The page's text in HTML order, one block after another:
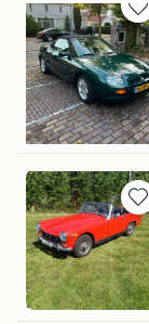
in
Mijn
Thijs Hanegraaf
Breda
in
Mijn
Van Zelst
Zoetermeer